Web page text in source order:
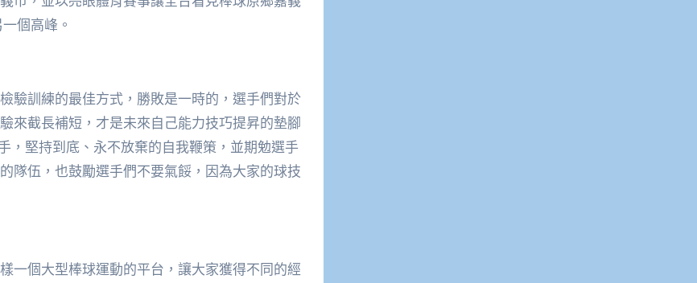
個高峰。
驗訓練的最佳方式，勝敗是一時的，選手們對於
來截長補短，才是未來自己能力技巧提昇的墊腳
，堅持到底、永不放棄的自我鞭策，並期勉選手
隊伍，也鼓勵選手們不要氣餒，因為大家的球技
一個大型棒球運動的平台，讓大家獲得不同的經